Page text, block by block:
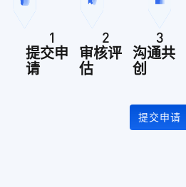
1
提交申
请
2
审核评
估
3
沟通共
创
提交申请